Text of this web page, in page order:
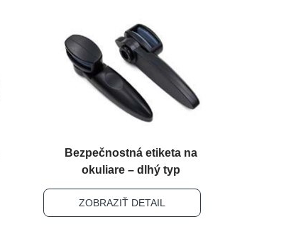
Bezpečnostná etiketa na
okuliare – dlhý typ
ZOBRAZIŤ DETAIL